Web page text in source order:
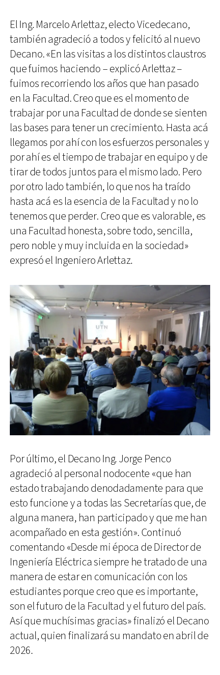
El Ing. Marcelo Arlettaz, electo Vicedecano,
también agradeció a todos y felicitó al nuevo
Decano. «En las visitas a los distintos claustros
que fuimos haciendo – explicó Arlettaz –
fuimos recorriendo los años que han pasado
en la Facultad. Creo que es el momento de
trabajar por una Facultad de donde se sienten
las bases para tener un crecimiento. Hasta acá
llegamos por ahí con los esfuerzos personales y
por ahí es el tiempo de trabajar en equipo y de
tirar de todos juntos para el mismo lado. Pero
por otro lado también, lo que nos ha traído
hasta acá es la esencia de la Facultad y no lo
tenemos que perder. Creo que es valorable, es
una Facultad honesta, sobre todo, sencilla,
pero noble y muy incluida en la sociedad»
expresó el Ingeniero Arlettaz.
Por último, el Decano Ing. Jorge Penco
agradeció al personal nodocente «que han
estado trabajando denodadamente para que
esto funcione y a todas las Secretarías que, de
alguna manera, han participado y que me han
acompañado en esta gestión». Continuó
comentando «Desde mi época de Director de
Ingeniería Eléctrica siempre he tratado de una
manera de estar en comunicación con los
estudiantes porque creo que es importante,
son el futuro de la Facultad y el futuro del país.
Así que muchísimas gracias» finalizó el Decano
actual, quien finalizará su mandato en abril de
2026.